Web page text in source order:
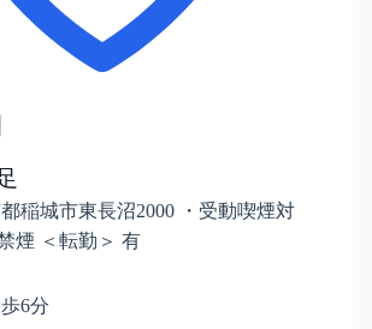
稲城市東長沼2000 ・受動喫煙対
煙 ＜転勤＞ 有
6分